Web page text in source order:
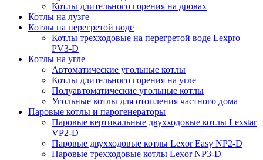
Котлы длительного горения на дровах
Котлы на лузге
Котлы на перегретой воде
Котлы трехходовые на перегретой воде Lexpro
PV3-D
Котлы на угле
Автоматические угольные котлы
Котлы длительного горения на угле
Полуавтоматические угольные котлы
Угольные котлы для отопления частного дома
Паровые котлы и парогенераторы
Паровые вертикальные двухходовые котлы Lexstar
VP2-D
Паровые двухходовые котлы Lexor Easy NP2-D
Паровые трехходовые котлы Lexor NP3-D